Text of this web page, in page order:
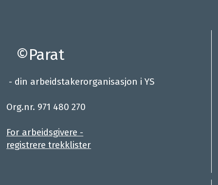
©Parat
- din arbeidstakerorganisasjon i YS
Org.nr. 971 480 270
For arbeidsgivere -
registrere trekklister